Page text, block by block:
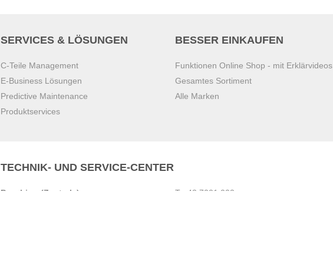
SERVICES & LÖSUNGEN
C-Teile Management
E-Business Lösungen
Predictive Maintenance
Produktservices
BESSER EINKAUFEN
Funktionen Online Shop - mit Erklärvideos
Gesamtes Sortiment
Alle Marken
TECHNIK- UND SERVICE-CENTER
Pasching (Zentrale)
T
+43 7221 223